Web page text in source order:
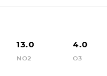
13.0
NO2
4.0
O3